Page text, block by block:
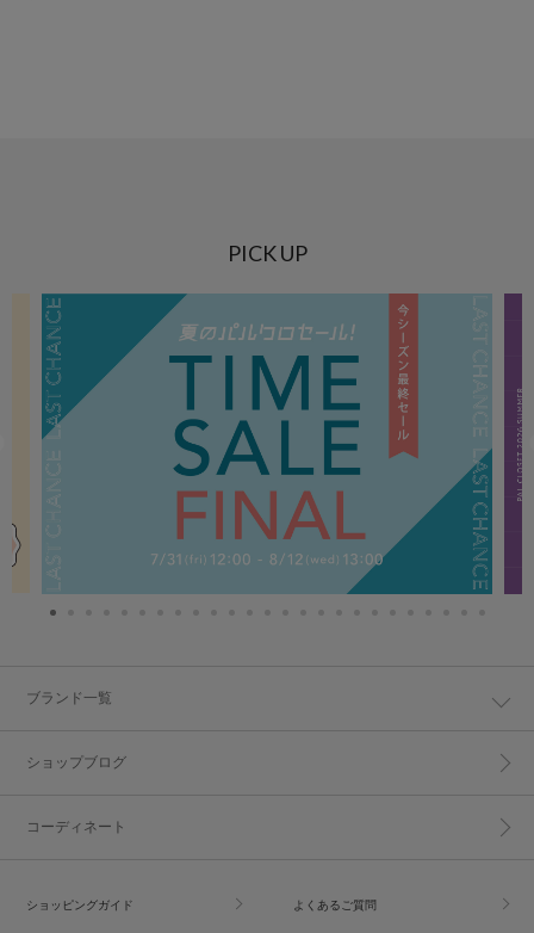
PICK UP
ブランド一覧
ショップブログ
コーディネート
ショッピングガイド よくあるご質問